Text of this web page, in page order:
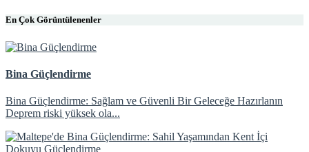
En Çok Görüntülenenler
Bina Güçlendirme
Bina Güçlendirme: Sağlam ve Güvenli Bir Geleceğe Hazırlanın
Deprem riski yüksek ola...